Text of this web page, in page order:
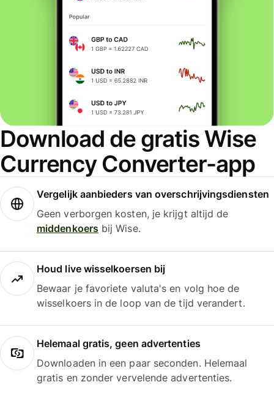
Download de gratis Wise
Currency Converter-app
Vergelijk aanbieders van overschrijvingsdiensten
Geen verborgen kosten, je krijgt altijd de
middenkoersbij Wise.
Houd live wisselkoersen bij
Bewaar je favoriete valuta's en volg hoe de
wisselkoers in de loop van de tijd verandert.
Helemaal gratis, geen advertenties
Downloaden in een paar seconden. Helemaal
gratis en zonder vervelende advertenties.